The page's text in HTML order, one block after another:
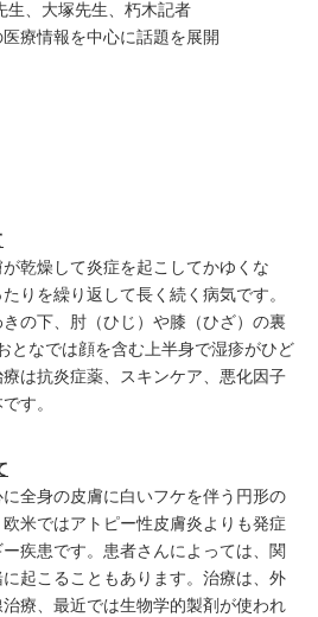
生、大塚先生、朽木記者
療情報を中心に話題を展開
乾燥して炎症を起こしてかゆくな
りを繰り返して長く続く病気です。
の下、肘（ひじ）や膝（ひざ）の裏
となでは顔を含む上半身で湿疹がひど
は抗炎症薬、スキンケア、悪化因子
す。
全身の皮膚に白いフケを伴う円形の
米ではアトピー性皮膚炎よりも発症
疾患です。患者さんによっては、関
起こることもあります。治療は、外
療、最近では生物学的製剤が使われ